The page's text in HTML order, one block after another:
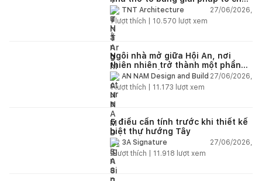
lại không gian
TNT Architecture
27/06/2026,
1lượt thích | 10.570 lượt xem
Ngôi nhà mở giữa Hội An, nơi
thiên nhiên trở thành một phần
của cuộc sống
AN NAM Design and Build 27/06/2026,
1lượt thích | 11.173 lượt xem
5 điều cần tính trước khi thiết kế
biệt thự hướng Tây
3A Signature
27/06/2026,
2lượt thích | 11.918 lượt xem